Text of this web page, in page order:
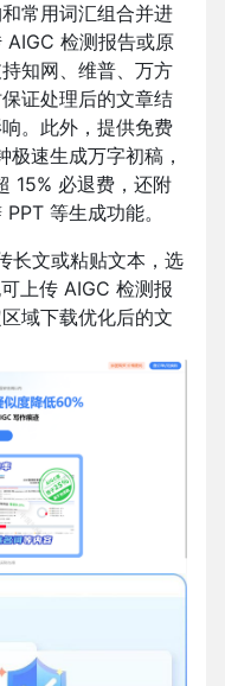
常用词汇组合并进
AIGC 检测报告或原
知网、维普、万方
证处理后的文章结
。此外，提供免费
速生成万字初稿，
15% 必退费，还附
等生成功能。
长文或粘贴文本，选
上传 AIGC 检测报
域下载优化后的文